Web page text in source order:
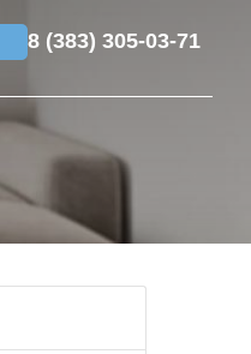
8 (383) 305-03-71